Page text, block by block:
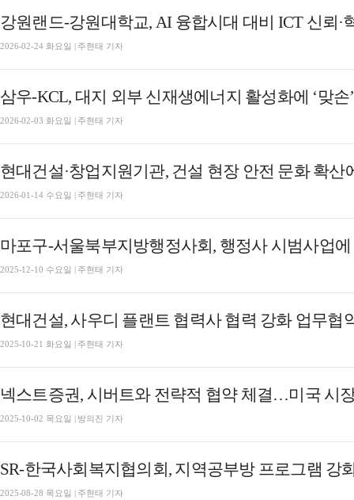
강원랜드-강원대학교, AI 융합시대 대비 ICT 신뢰·
2026-02-24 화요일 | 주현태 기자
삼우-KCL, 대지 외부 신재생에너지 활성화에 ‘맞손’
2026-02-03 화요일 | 주현태 기자
현대건설·창업지원기관, 건설 현장 안전 문화 확산
2026-01-14 수요일 | 주현태 기자
마포구-서울북부지방행정사회, 행정사 시범사업에
2025-12-10 수요일 | 주현태 기자
현대건설, 사우디 플랜트 협력사 협력 강화 업무협
2025-10-21 화요일 | 주현태 기자
넥스트증권, 시버트와 전략적 협약 체결…미국 시
2025-10-02 목요일 | 방의진 기자
SR-한국사회복지협의회, 지역공부방 프로그램 강
2025-08-28 목요일 | 주현태 기자